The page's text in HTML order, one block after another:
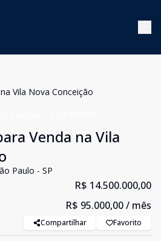
Vila Nova Conceição
Venda na Vila
Paulo - SP
R$ 14.500.000,00
R$ 95.000,00/ mês
Compartilhar Favorito